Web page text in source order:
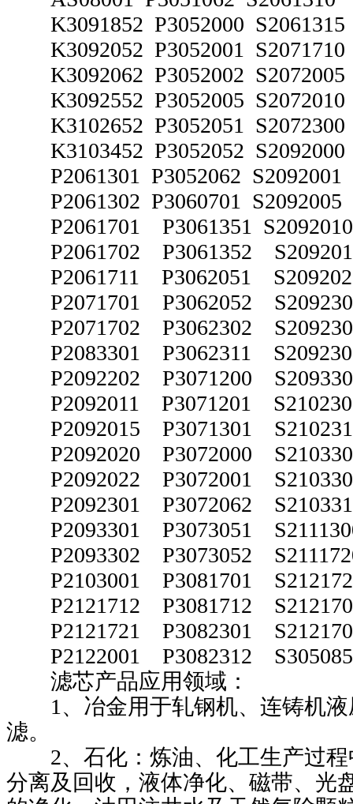
K3091852 P3052000 S2061315
K3092052 P3052001 S2071710
K3092062 P3052002
K3092552 P3052005
K3102652 P3052051
K3103452 P3052052
P2061301 P3052062
P2061302 P3060701
P2061701 P3061351
P2061702 P3061352
P2061711 P3062051
P2071701 P3062052
P2071702 P3062302
P2083301 P3062311
P2092202 P3071200
P2092011 P3071201
P2092015 P3071301
P2092020 P3072000
P2092022 P3072001
P2092301 P3072062
P2093301 P3073051
P2093302 P3073052
P2103001 P3081701
P2121712 P3081712
P2121721 P3082301
P2122001 P3082312
滤芯产品应用领域：
1 、冶金用于轧钢机、连铸机
滤。
2、石化：炼油、化工生产过
分离及回收，液体净化、磁带、光